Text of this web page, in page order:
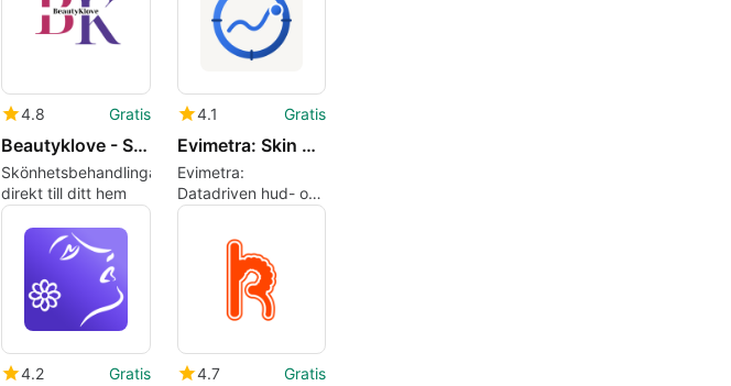
4.8 Gratis
Beautyklove - Salon at Home
Skönhetsbehandlingar
direkt till ditt hem
4.1 Gratis
Evimetra: Skin Beauty Log
Evimetra:
Datadriven hud- och
skönhetsövervakning
för dagliga rutiner
4.2 Gratis 4.7 Gratis